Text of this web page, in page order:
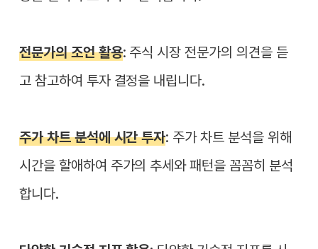
전문가의 조언 활용: 주식 시장 전문가의 의견을 듣
고 참고하여 투자 결정을 내립니다.
주가 차트 분석에 시간 투자: 주가 차트 분석을 위해
시간을 할애하여 주가의 추세와 패턴을 꼼꼼히 분석
합니다.